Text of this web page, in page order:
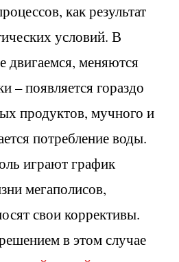
как результат
условий. В
двигаемся, меняются
– появляется гораздо
продуктов, мучного и
потребление воды.
играют график
мегаполисов,
свои коррективы.
в этом случае